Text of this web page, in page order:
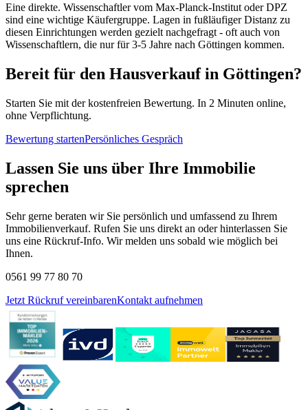
Eine direkte. Wissenschaftler vom Max-Planck-Institut oder DPZ
sind eine wichtige Käufergruppe. Lagen in fußläufiger Distanz zu
diesen Einrichtungen werden gezielt nachgefragt - oft auch von
Wissenschaftlern, die nur für 3-5 Jahre nach Göttingen kommen.
Bereit für den Hausverkauf in Göttingen?
Starten Sie mit der kostenfreien Bewertung. In 2 Minuten online,
ohne Verpflichtung.
Bewertung startenPersönliches Gespräch
Lassen Sie uns über Ihre Immobilie
sprechen
Sehr gerne beraten wir Sie persönlich und umfassend zu Ihrem
Immobilienverkauf. Rufen Sie uns direkt an oder hinterlassen Sie
uns eine Rückruf-Info. Wir melden uns sobald wie möglich bei
Ihnen.
0561 99 77 80 70
Jetzt Rückruf vereinbarenKontakt aufnehmen